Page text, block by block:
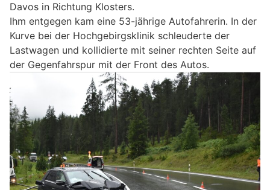
Davos in Richtung Klosters.
Ihm entgegen kam eine 53-jährige Autofahrerin. In der
Kurve bei der Hochgebirgsklinik schleuderte der
Lastwagen und kollidierte mit seiner rechten Seite auf
der Gegenfahrspur mit der Front des Autos.